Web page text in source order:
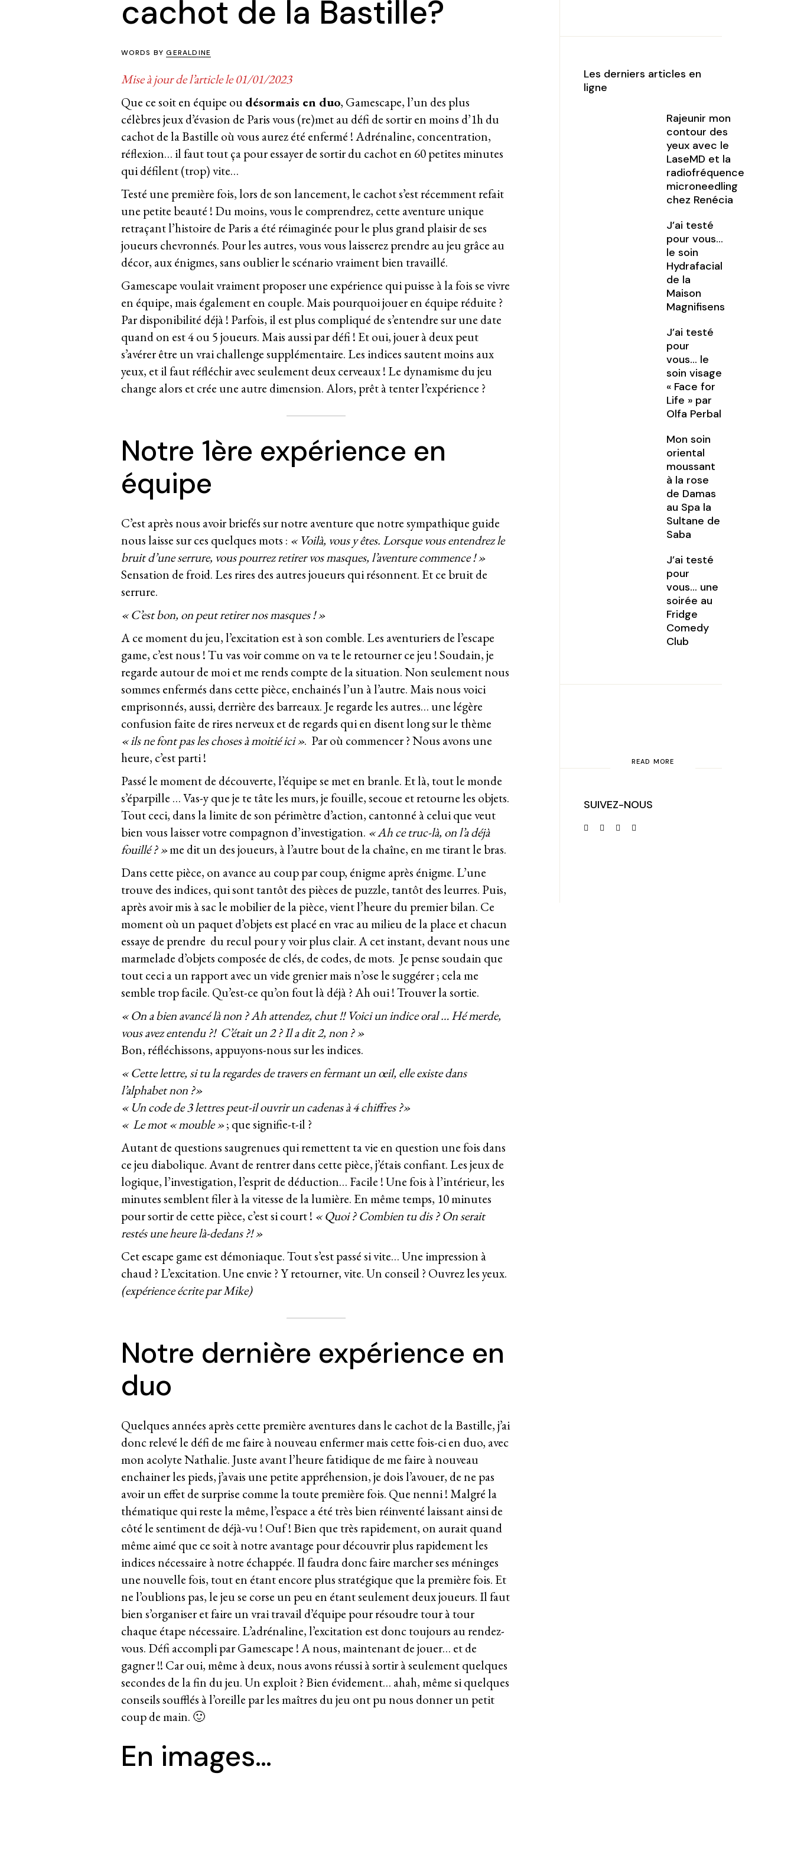
cachot de la Bastille?
WORDS BYGERALDINE
Mise à jour de l’article le 01/01/2023
Que ce soit en équipe oudésormais en duo, Gamescape, l’un des plus
célèbres jeux d’évasion de Paris vous (re)met au défi de sortir en moins d’1h du
cachot de la Bastille où vous aurez été enfermé ! Adrénaline, concentration,
réflexion… il faut tout ça pour essayer de sortir du cachot en 60 petites minutes
qui défilent (trop) vite…
Testé une première fois, lors de son lancement, le cachot s’est récemment refait
une petite beauté ! Du moins, vous le comprendrez, cette aventure unique
retraçant l’histoire de Paris a été réimaginée pour le plus grand plaisir de ses
joueurs chevronnés. Pour les autres, vous vous laisserez prendre au jeu grâce au
décor, aux énigmes, sans oublier le scénario vraiment bien travaillé.
Gamescape voulait vraiment proposer une expérience qui puisse à la fois se vivre
en équipe, mais également en couple. Mais pourquoi jouer en équipe réduite ?
Par disponibilité déjà ! Parfois, il est plus compliqué de s’entendre sur une date
quand on est 4 ou 5 joueurs. Mais aussi par défi ! Et oui, jouer à deux peut
s’avérer être un vrai challenge supplémentaire. Les indices sautent moins aux
yeux, et il faut réfléchir avec seulement deux cerveaux ! Le dynamisme du jeu
change alors et crée une autre dimension. Alors, prêt à tenter l’expérience ?
Notre 1ère expérience en
équipe
C’est après nous avoir briefés sur notre aventure que notre sympathique guide
nous laisse sur ces quelques mots : « Voilà, vous y êtes. Lorsque vous entendrez le
bruit d’une serrure, vous pourrez retirer vos masques, l’aventure commence ! »
Sensation de froid. Les rires des autres joueurs qui résonnent. Et ce bruit de
serrure.
« C’est bon, on peut retirer nos masques ! »
A ce moment du jeu, l’excitation est à son comble. Les aventuriers de l’escape
game, c’est nous ! Tu vas voir comme on va te le retourner ce jeu ! Soudain, je
regarde autour de moi et me rends compte de la situation. Non seulement nous
sommes enfermés dans cette pièce, enchainés l’un à l’autre. Mais nous voici
emprisonnés, aussi, derrière des barreaux. Je regarde les autres… une légère
confusion faite de rires nerveux et de regards qui en disent long sur le thème
« ils ne font pas les choses à moitié ici ». Par où commencer ? Nous avons une
heure, c’est parti !
Passé le moment de découverte, l’équipe se met en branle. Et là, tout le monde
s’éparpille … Vas-y que je te tâte les murs, je fouille, secoue et retourne les objets.
Tout ceci, dans la limite de son périmètre d’action, cantonné à celui que veut
bien vous laisser votre compagnon d’investigation. « Ah ce truc-là, on l’a déjà
fouillé ? »me dit un des joueurs, à l’autre bout de la chaîne, en me tirant le bras.
Dans cette pièce, on avance au coup par coup, énigme après énigme. L’une
trouve des indices, qui sont tantôt des pièces de puzzle, tantôt des leurres. Puis,
après avoir mis à sac le mobilier de la pièce, vient l’heure du premier bilan. Ce
moment où un paquet d’objets est placé en vrac au milieu de la place et chacun
essaye de prendre du recul pour y voir plus clair. A cet instant, devant nous une
marmelade d’objets composée de clés, de codes, de mots. Je pense soudain que
tout ceci a un rapport avec un vide grenier mais n’ose le suggérer ; cela me
semble trop facile. Qu’est-ce qu’on fout là déjà ? Ah oui ! Trouver la sortie.
« On a bien avancé là non ? Ah attendez, chut !! Voici un indice oral … Hé merde,
vous avez entendu ?! C’était un 2 ? Il a dit 2, non ? »
Bon, réfléchissons, appuyons-nous sur les indices.
« Cette lettre, si tu la regardes de travers en fermant un œil, elle existe dans
l’alphabet non ?»
« Un code de 3 lettres peut-il ouvrir un cadenas à 4 chiffres ?»
« Le mot « mouble »; que signifie-t-il ?
Autant de questions saugrenues qui remettent ta vie en question une fois dans
ce jeu diabolique. Avant de rentrer dans cette pièce, j’étais confiant. Les jeux de
logique, l’investigation, l’esprit de déduction… Facile ! Une fois à l’intérieur, les
minutes semblent filer à la vitesse de la lumière. En même temps, 10 minutes
pour sortir de cette pièce, c’est si court ! « Quoi ? Combien tu dis ? On serait
restés une heure là-dedans ?! »
Cet escape game est démoniaque. Tout s’est passé si vite… Une impression à
chaud ? L’excitation. Une envie ? Y retourner, vite. Un conseil ? Ouvrez les yeux.
(expérience écrite par Mike)
Notre dernière expérience en
duo
Quelques années après cette première aventures dans le cachot de la Bastille, j’ai
donc relevé le défi de me faire à nouveau enfermer mais cette fois-ci en duo, avec
mon acolyte Nathalie. Juste avant l’heure fatidique de me faire à nouveau
enchainer les pieds, j’avais une petite appréhension, je dois l’avouer, de ne pas
avoir un effet de surprise comme la toute première fois. Que nenni ! Malgré la
thématique qui reste la même, l’espace a été très bien réinventé laissant ainsi de
côté le sentiment de déjà-vu ! Ouf ! Bien que très rapidement, on aurait quand
même aimé que ce soit à notre avantage pour découvrir plus rapidement les
indices nécessaire à notre échappée. Il faudra donc faire marcher ses méninges
une nouvelle fois, tout en étant encore plus stratégique que la première fois. Et
ne l’oublions pas, le jeu se corse un peu en étant seulement deux joueurs. Il faut
bien s’organiser et faire un vrai travail d’équipe pour résoudre tour à tour
chaque étape nécessaire. L’adrénaline, l’excitation est donc toujours au rendez-
vous. Défi accompli par Gamescape ! A nous, maintenant de jouer… et de
gagner !! Car oui, même à deux, nous avons réussi à sortir à seulement quelques
secondes de la fin du jeu. Un exploit ? Bien évidement… ahah, même si quelques
conseils soufflés à l’oreille par les maîtres du jeu ont pu nous donner un petit
coup de main. 🙂
En images…
Les derniers articles en
ligne
Rajeunir mon
contour des
yeux avec le
LaseMD et la
radiofréquence
microneedling
chez Renécia
J’ai testé
pour vous…
le soin
Hydrafacial
de la
Maison
Magnifisens
J’ai testé
pour
vous… le
soin visage
« Face for
Life » par
Olfa Perbal
Mon soin
oriental
moussant
à la rose
de Damas
au Spa la
Sultane de
Saba
J’ai testé
pour
vous… une
soirée au
Fridge
Comedy
Club
READ MORE
SUIVEZ-NOUS